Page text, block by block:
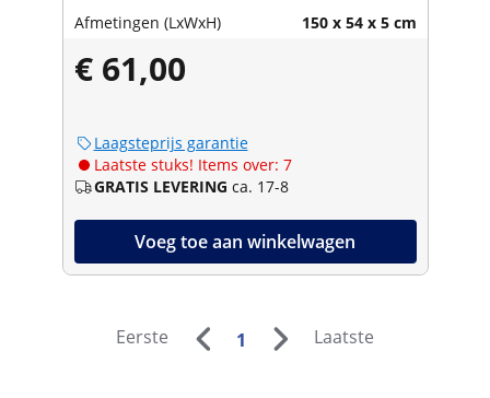
Afmetingen (LxWxH) 150 x 54 x 5 cm
€ 61,00
Laagsteprijs garantie
Laatste stuks! Items over: 7
GRATIS LEVERING ca. 17-8
Voeg toe aan winkelwagen
Eerste 1 Laatste